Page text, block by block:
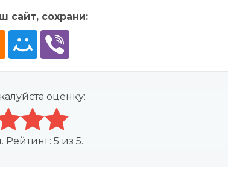
сайт, сохрани:
оценку:
Рейтинг: 5 из 5.